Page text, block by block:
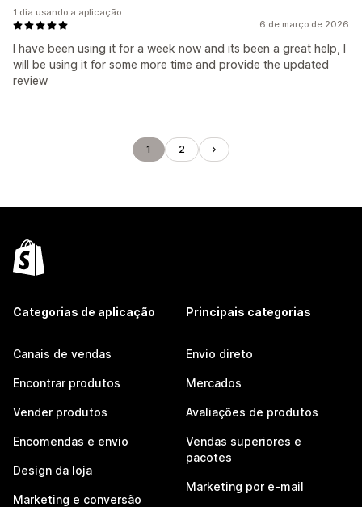
6 de março de 2026
I have been using it for a week now and its been a great help, I
will be using it for some more time and provide the updated
review
1 dia usando a aplicação
1 2
Categorias de aplicação
Canais de vendas
Encontrar produtos
Vender produtos
Encomendas e envio
Design da loja
Marketing e conversão
Principais categorias
Envio direto
Mercados
Avaliações de produtos
Vendas superiores e
pacotes
Marketing por e-mail